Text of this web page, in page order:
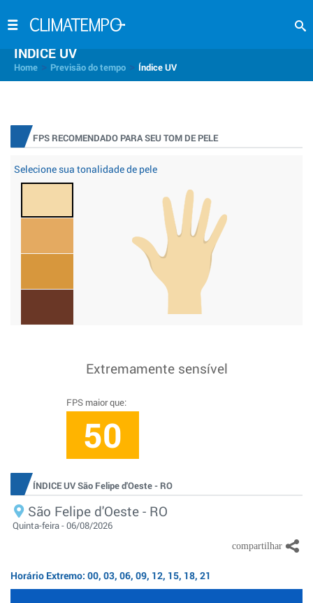
INDICE UV
Home Previsão do tempo Índice UV
FPS RECOMENDADO PARA SEU TOM DE PELE
Selecione sua tonalidade de pele
Extremamente sensível
FPS maior que:
50
ÍNDICE UV São Felipe d'Oeste - RO
São Felipe d'Oeste - RO
Quinta-feira - 06/08/2026
Horário Extremo: 00, 03, 06, 09, 12, 15, 18, 21